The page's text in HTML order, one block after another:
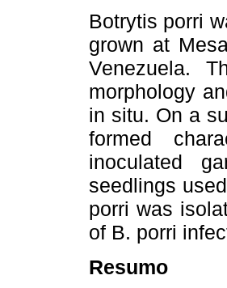
Botrytis porri
grown at
Venezuela.
morphology
in situ. On a
formed
inoculated
seedlings
porri was
of B. porri
Resumo